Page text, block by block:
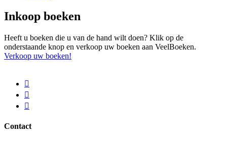
Inkoop boeken
Heeft u boeken die u van de hand wilt doen? Klik op de
onderstaande knop en verkoop uw boeken aan VeelBoeken.
Verkoop uw boeken!
Contact